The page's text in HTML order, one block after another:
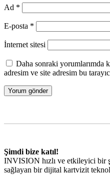
Ad *
E-posta *
İnternet sitesi
Daha sonraki yorumlarımda
adresim ve site adresim bu
Şimdi bize katıl!
INVISION hızlı ve etkileyici bir
sağlayan bir dijital kartvizit